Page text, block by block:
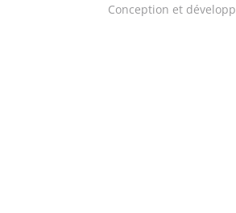
Conception et